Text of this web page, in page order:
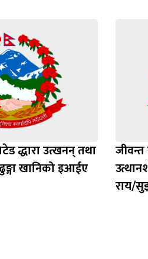
द्धारा उत्खनन् तथा
खानिको इआईए
राय/